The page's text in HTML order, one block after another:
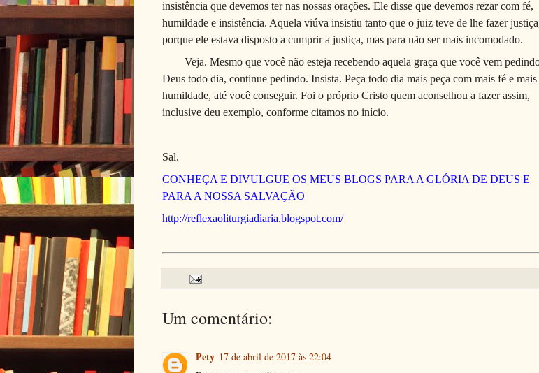
insistência que devemos ter nas nossas orações. Ele disse que devemos rezar com fé,
humildade e insistência. Aquela viúva insistiu tanto que o juiz teve de lhe fazer
porque ele estava disposto a cumprir a justiça, mas para não ser mais incomodado.
Veja. Mesmo que você não esteja recebendo aquela graça que você vem
Deus todo dia, continue pedindo. Insista. Peça todo dia mais peça com mais fé e mais
humildade, até você conseguir. Foi o próprio Cristo quem aconselhou a fazer assim,
inclusive deu exemplo, conforme citamos no início.
Sal.
CONHEÇA E DIVULGUE OS MEUS BLOGS PARA A GLÓRIA DE DEUS E
PARA A NOSSA SALVAÇÃO
http://reflexaoliturgiadiaria.blogspot.com/
Um comentário:
Pety 17 de abril de 2017 às 22:04